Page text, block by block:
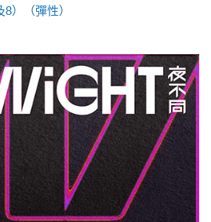
）（彈性）